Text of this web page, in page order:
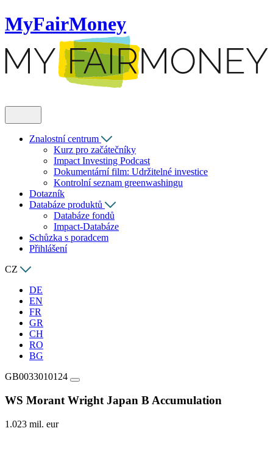
MyFairMoney
Znalostní centrum
Kurz pro začátečníky
Impact Investing Podcast
Dokumentární film: Udržitelné investice
Kontrolní seznam greenwashingu
Dotazník
Databáze produktů
Databáze fondů
Impact-Databáze
Schůzka s poradcem
Přihlášení
CZ
DE
EN
FR
GR
CH
RO
BG
GB0033010124
WS Morant Wright Japan B Accumulation
1.023 mil. eur